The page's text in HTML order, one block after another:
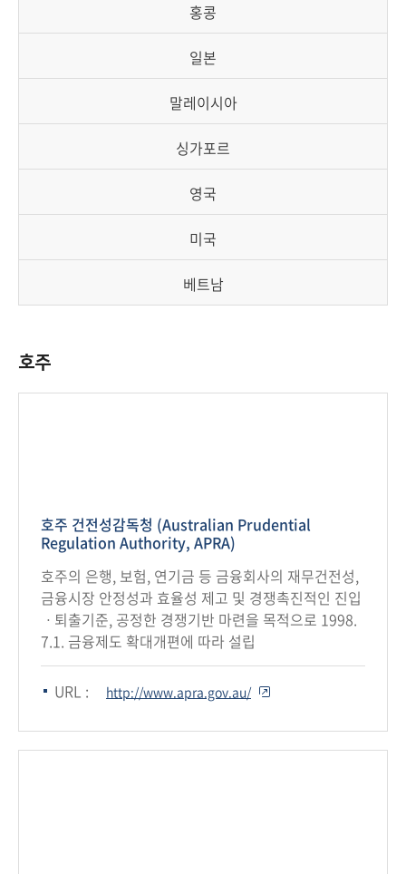
극
금
위
홍콩
일본
말레이시아
싱가포르
영국
미국
베트남
호주
호주 건전성감독청 (Australian Prudential
Regulation Authority, APRA)
호주의 은행, 보험, 연기금 등 금융회사의 재무건전성,
금융시장 안정성과 효율성 제고 및 경쟁촉진적인 진입
ㆍ퇴출기준, 공정한 경쟁기반 마련을 목적으로 1998.
7.1. 금융제도 확대개편에 따라 설립
URL : http://www.apra.gov.au/